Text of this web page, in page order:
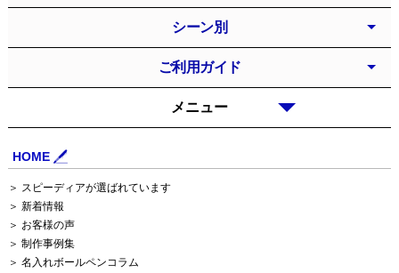
HOME
＞ スピーディアが選ばれています
＞ 新着情報
＞ お客様の声
＞ 制作事例集
＞ 名入れボールペンコラム
メニュー
シーン別
ご利用ガイド